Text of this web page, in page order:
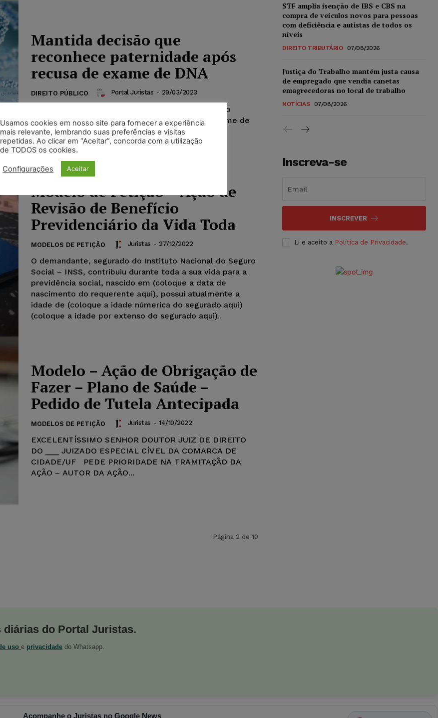
Mantida decisão que
reconhece paternidade após
recusa de exame de DNA
DIREITO PÚBLICO Portal Juristas - 29/03/2023
A inversão do ônus da prova ocorreu devido ao não
comparecimento do requerido para realizar o exame de
DNA, o que levou a 4ª...
Modelo de Petição – Ação de
Revisão de Benefício
Previdenciário da Vida Toda
MODELOS DE PETIÇÃO Juristas - 27/12/2022
O demandante, segurado do Instituto Nacional do Seguro
Social – INSS, contribuiu durante toda a sua vida para a
previdência social, nascido em (coloque a data de
nascimento do requerente aqui), possui atualmente a
idade de (coloque a idade númerica do segurado aqui)
(coloque a idade por extenso do segurado aqui).
Modelo – Ação de Obrigação de
Fazer – Plano de Saúde –
Pedido de Tutela Antecipada
MODELOS DE PETIÇÃO Juristas - 14/10/2022
EXCELENTÍSSIMO SENHOR DOUTOR JUIZ DE DIREITO
DO ___ JUIZADO ESPECIAL CÍVEL DA COMARCA DE
CIDADE/UF PEDE PRIORIDADE NA TRAMITAÇÃO DA
AÇÃO – AUTOR DA AÇÃO...
Página 2 de 10
STF amplia isenção de IBS e CBS na
compra de veículos novos para pessoas
com deficiência e autistas de todos os
níveis
DIREITO TRIBUTÁRIO 07/08/2026
Justiça do Trabalho mantém justa causa
de empregado que vendia canetas
emagrecedoras no local de trabalho
NOTÍCIAS 07/08/2026
Inscreva-se
INSCREVER
Li e aceito a Política de Privacidade.
diárias do Portal Juristas.
uso e privacidade do Whatsapp.
Acompanhe o Juristas no Google News
Usamos cookies em nosso site para fornecer a experiência
mais relevante, lembrando suas preferências e visitas
repetidas. Ao clicar em “Aceitar”, concorda com a utilização
de TODOS os cookies.
Configurações Aceitar